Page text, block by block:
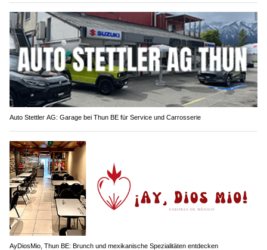
Auto Stettler AG: Garage bei Thun BE für Service und Carrosserie
AyDiosMio, Thun BE: Brunch und mexikanische Spezialitäten entdecken